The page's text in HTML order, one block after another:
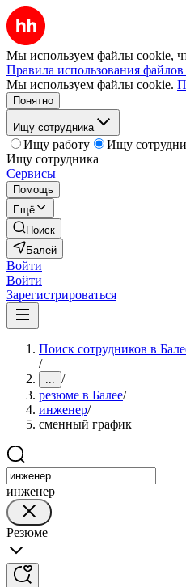
Мы используем файлы cookie,
Правила использования
Мы используем файлы cookie.
Понятно
Ищу сотрудника
Ищу работу
Ищу
Ищу сотрудника
Сервисы
Помощь
Ещё
Поиск
Балей
Войти
Войти
Зарегистрироваться
Поиск сотрудников в
/
... /
резюме в Балее/
инженер/
сменный график
инженер
Резюме